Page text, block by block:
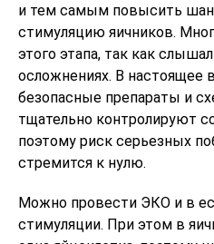
и тем самым повысить
стимуляцию яичников.
этого этапа, так как
осложнениях. В настоящее
безопасные препараты и
тщательно контролируют
поэтому риск серьезных
стремится к нулю.
Можно провести ЭКО и в
стимуляции. При этом в